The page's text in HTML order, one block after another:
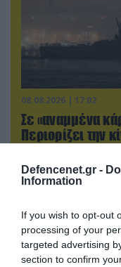
Defencenet.gr -
Information
If you wish to opt-out
processing of your
targeted advertising
section to confirm
08.08.2026 | 17:02
Σε «αναμμένα
Περιορίζει την